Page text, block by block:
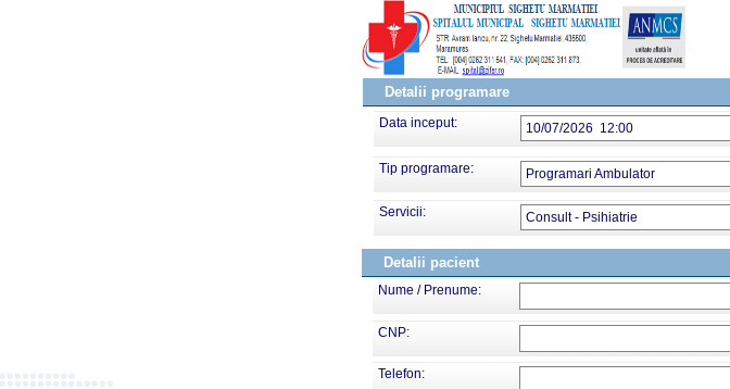
Detalii programare
Data inceput: 10/07/2026 12:00
Tip programare: Programari Ambulator
Servicii: Consult - Psihiatrie
Detalii pacient
Nume / Prenume:
CNP:
Telefon: